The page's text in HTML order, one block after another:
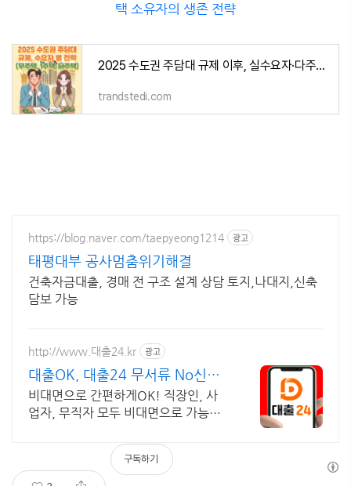
택 소유자의 생존 전략
2025 수도권 주담대 규제 이후, 실수요자·다주택자·고가주택 소유자의 생존 전략
trandstedi.com
https://blog.naver.com/taepyeong1214 광고
태평대부 공사멈춤위기해결
건축자금대출, 경매 전 구조 설계 상담 토지,나대지,신축
담보 가능
http://www.대출24.kr 광고
대출OK, 대출24 무서류 No신용
대출가능!
비대면으로 간편하게OK! 직장인, 사
업자, 무직자 모두 비대면으로 가능한
르게 대출가능한 이곳! 대출24
구독하기